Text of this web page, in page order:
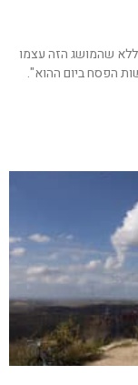
שהמושג הזה עצמו
הפסח ביום ההוא".